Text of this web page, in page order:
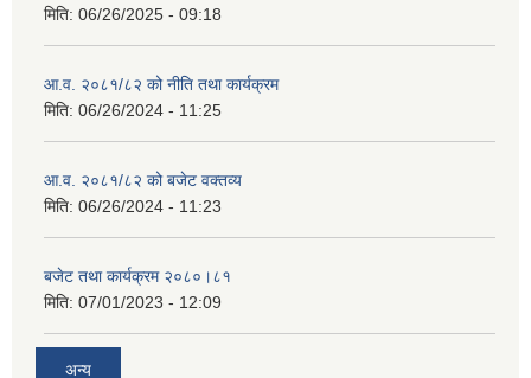
मिति: 06/26/2025 - 09:18
आ.व. २०८१/८२ को नीति तथा कार्यक्रम
मिति: 06/26/2024 - 11:25
आ.व. २०८१/८२ को बजेट वक्तव्य
मिति: 06/26/2024 - 11:23
बजेट तथा कार्यक्रम २०८०।८१
मिति: 07/01/2023 - 12:09
अन्य